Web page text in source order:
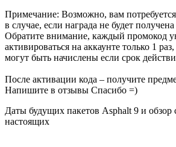
Примечание: Возможно, вам потребуется
в случае, если награда не будет
Обратите внимание, каждый промокод
активироваться на аккаунте только 1
могут быть начислены если срок
После активации кода – получите
Напишите в отзывы Спасибо =)
Даты будущих пакетов Asphalt 9 и обзор
настоящих